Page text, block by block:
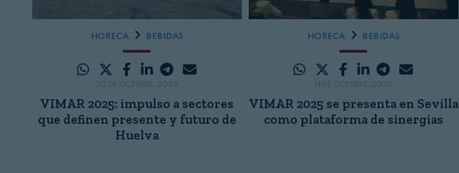
HORECA BEBIDAS
20 DE OCTUBRE, 2025
VIMAR 2025: impulso a sectores
que definen presente y futuro de
Huelva
HORECA BEBIDAS
14 DE OCTUBRE, 2025
VIMAR 2025 se presenta en Sevilla
como plataforma de sinergias